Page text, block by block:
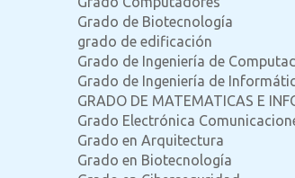
Grado de Biotecnología
grado de edificación
Grado de Ingeniería de
Grado de Ingeniería de
GRADO DE MATEMATICAS E
Grado Electrónica
Grado en Arquitectura
Grado en Biotecnología